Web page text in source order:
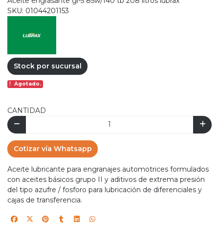
SKU: 01044201153
Stock por sucursal
Agotado.
CANTIDAD
Cotizar vía Whatsapp
Aceite lubricante para engranajes automotrices formulados
con aceites básicos grupo II y aditivos de extrema presión
del tipo azufre / fosforo para lubricación de diferenciales y
cajas de transferencia.